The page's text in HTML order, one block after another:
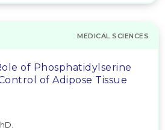
MEDICAL SCIENCES
of Phosphatidylserine
of Adipose Tissue